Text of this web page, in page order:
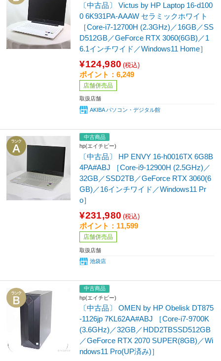
〔中古品〕 Victus by HP Laptop 16-d100
0 6K931PA-AAAW セラミックホワイト
［Core-i7-12700H (2.3GHz)／16GB／SS
D512GB／GeForce RTX 3060(6GB)／1
6.1インチワイド／Windows11 Home］
¥124,980 (税込)
ポイント：6,249
店舗併売品
取扱店舗
AKIBA パソコン・デジタル館
中古商品
hp(エイチピー)
〔中古品〕 HP ENVY 16-h0016TX 6G8B
4PA#ABJ ［Core-i9-12900H (2.5GHz)／
32GB／SSD2TB／GeForce RTX 3060(6
GB)／16インチワイド／Windows11 Pr
o］
¥231,980 (税込)
ポイント：11,599
店舗併売品
取扱店舗
池袋店
中古商品
hp(エイチピー)
〔中古品〕 OMEN by HP Obelisk DT875
-1126jp 7KL62AA#ABJ ［Core-i7-9700K
(3.6GHz)／32GB／HDD2TBSSD512GB
／GeForce RTX 2070 SUPER(8GB)／Wi
ndows11 Pro(UP済み)］